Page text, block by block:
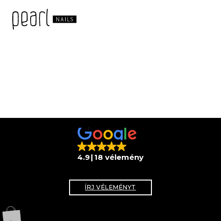
4.9 18 vélemény
ÍRJ VÉLEMÉNYT